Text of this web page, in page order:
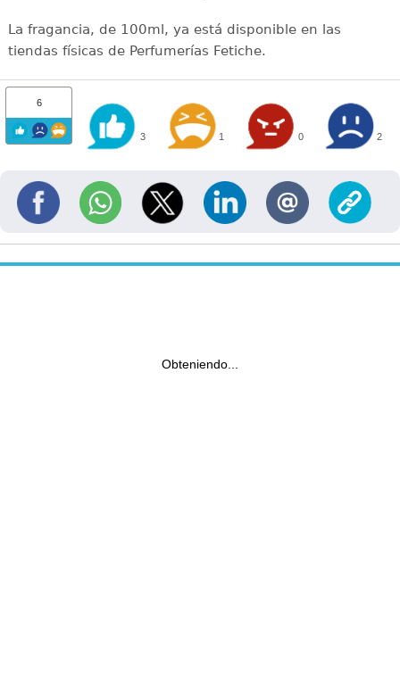
La fragancia, de 100ml, ya está disponible en las
tiendas físicas de Perfumerías Fetiche.
6
3 1 0 2
Obteniendo...